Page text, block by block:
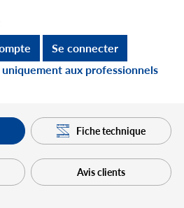
Se connecter
aux professionnels
Fiche technique
Avis clients